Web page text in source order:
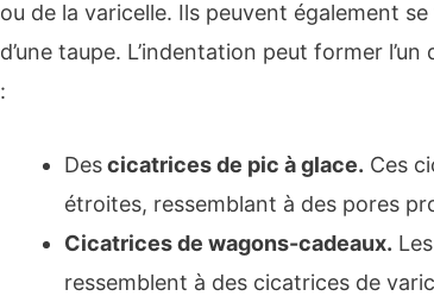
ou de la varicelle. Ils peuvent également
d’une taupe. L’indentation peut former
:
Descicatrices de pic à glace. Ces
étroites, ressemblant à des pores
Cicatrices de wagons-cadeaux.
ressemblent à des cicatrices de